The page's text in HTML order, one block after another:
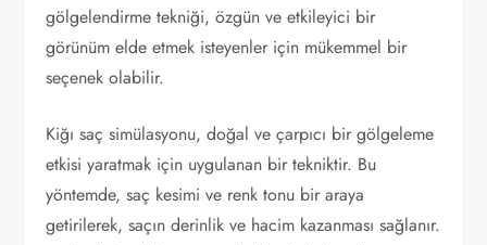
gölgelendirme tekniği, özgün ve etkileyici bir
görünüm elde etmek isteyenler için mükemmel bir
seçenek olabilir.
Kiğı saç simülasyonu, doğal ve çarpıcı bir gölgeleme
etkisi yaratmak için uygulanan bir tekniktir. Bu
yöntemde, saç kesimi ve renk tonu bir araya
getirilerek, saçın derinlik ve hacim kazanması sağlanır.